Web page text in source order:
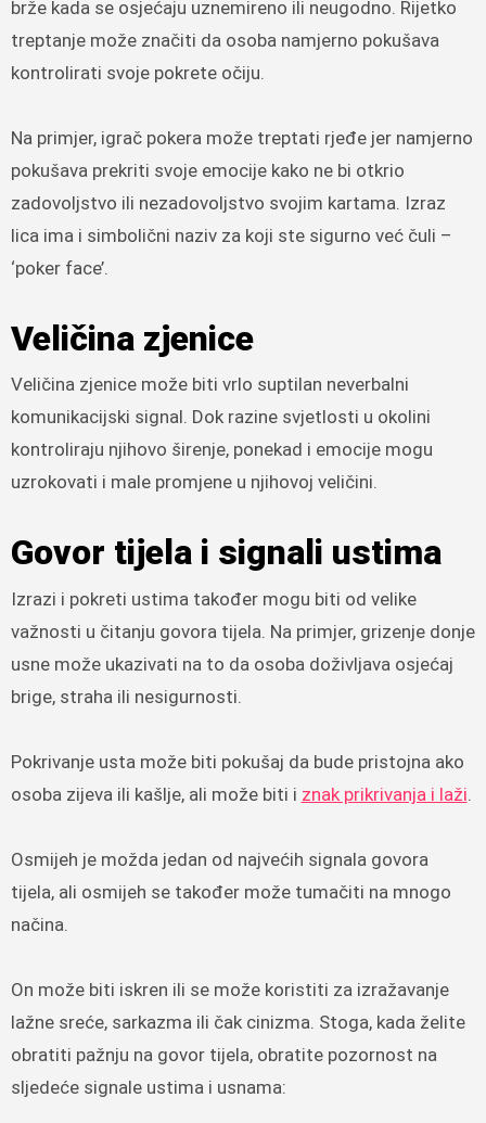
brže kada se osjećaju uznemireno ili neugodno. Rijetko
treptanje može značiti da osoba namjerno pokušava
kontrolirati svoje pokrete očiju.
Na primjer, igrač pokera može treptati rjeđe jer namjerno
pokušava prekriti svoje emocije kako ne bi otkrio
zadovoljstvo ili nezadovoljstvo svojim kartama. Izraz
lica ima i simbolični naziv za koji ste sigurno već čuli –
‘poker face’.
Veličina zjenice
Veličina zjenice može biti vrlo suptilan neverbalni
komunikacijski signal. Dok razine svjetlosti u okolini
kontroliraju njihovo širenje, ponekad i emocije mogu
uzrokovati i male promjene u njihovoj veličini.
Govor tijela i signali ustima
Izrazi i pokreti ustima također mogu biti od velike
važnosti u čitanju govora tijela. Na primjer, grizenje donje
usne može ukazivati ​​na to da osoba doživljava osjećaj
brige, straha ili nesigurnosti.
Pokrivanje usta može biti pokušaj da bude pristojna ako
osoba zijeva ili kašlje, ali može biti i znak prikrivanja i laži.
Osmijeh je možda jedan od najvećih signala govora
tijela, ali osmijeh se također može tumačiti na mnogo
načina.
On može biti iskren ili se može koristiti za izražavanje
lažne sreće, sarkazma ili čak cinizma. Stoga, kada želite
obratiti pažnju na govor tijela, obratite pozornost na
sljedeće signale ustima i usnama: